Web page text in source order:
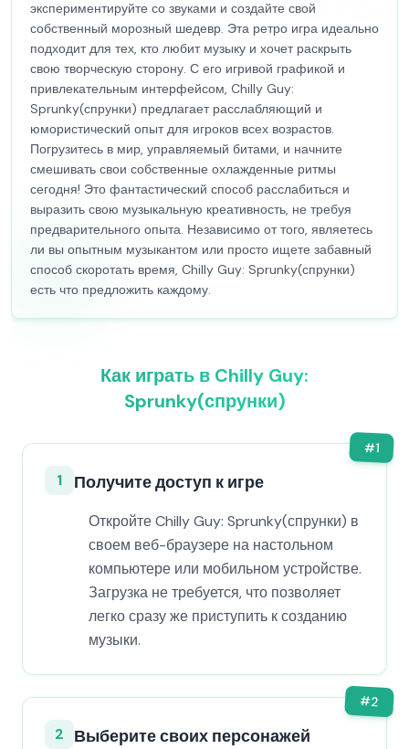
экспериментируйте со звуками и создайте свой
собственный морозный шедевр. Эта ретро игра идеально
подходит для тех, кто любит музыку и хочет раскрыть
свою творческую сторону. С его игривой графикой и
привлекательным интерфейсом, Chilly Guy:
Sprunky(спрунки) предлагает расслабляющий и
юмористический опыт для игроков всех возрастов.
Погрузитесь в мир, управляемый битами, и начните
смешивать свои собственные охлажденные ритмы
сегодня! Это фантастический способ расслабиться и
выразить свою музыкальную креативность, не требуя
предварительного опыта. Независимо от того, являетесь
ли вы опытным музыкантом или просто ищете забавный
способ скоротать время, Chilly Guy: Sprunky(спрунки)
есть что предложить каждому.
Как играть в Chilly Guy:
Sprunky(спрунки)
#1
1 Получите доступ к игре
Откройте Chilly Guy: Sprunky(спрунки) в
своем веб-браузере на настольном
компьютере или мобильном устройстве.
Загрузка не требуется, что позволяет
легко сразу же приступить к созданию
музыки.
#2
2 Выберите своих персонажей